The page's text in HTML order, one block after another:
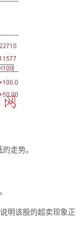
走势。
明该股的超卖现象正